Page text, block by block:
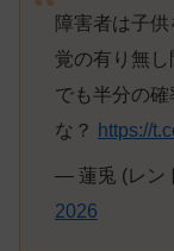
障害者は子
覚の有り無
でも半分の
な？
https://
— 蓮兎 (レン
2026